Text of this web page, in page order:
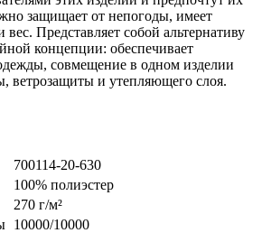
защищает от непогоды, имеет
Представляет собой альтернативу
концепции: обеспечивает
совмещение в одном изделии
ветрозащиты и утепляющего слоя.
700114-20-630
100% полиэстер
270 г/м²
10000/10000